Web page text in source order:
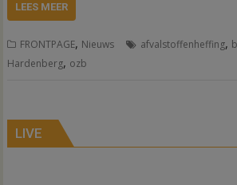
LEES MEER
FRONTPAGE, Nieuws afvalstoffenheffing,
Hardenberg, ozb
LIVE